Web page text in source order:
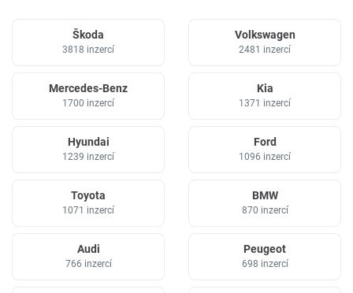
Škoda
3818 inzercí
Volkswagen
2481 inzercí
Mercedes-Benz
1700 inzercí
Kia
1371 inzercí
Hyundai
1239 inzercí
Ford
1096 inzercí
Toyota
1071 inzercí
BMW
870 inzercí
Audi
766 inzercí
Peugeot
698 inzercí